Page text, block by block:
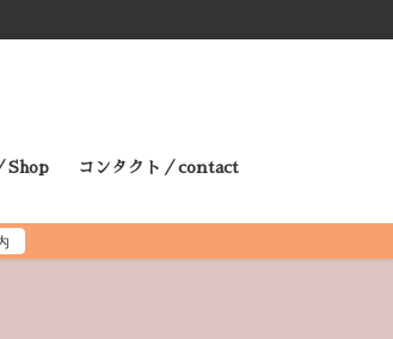
Shop コンタクト／contact